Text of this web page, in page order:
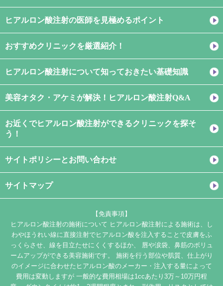
【免責事項】
ヒアルロン酸注射の施術について ヒアルロン酸注射による施術は、し
わやほうれい線に直接注射でヒアルロン酸を注入することで皮膚をふ
っくらさせ、線を目立たせにくくするほか、 唇や涙袋、鼻筋のボリュ
ームアップができる美容施術です。 施術を行う部位や肌質、仕上がり
のイメージに合わせたヒアルロン酸のメーカー・注入する量によって
費用は変動しますが 一般的な費用相場は1ccあたり3万～10万円程
ヒアルロン酸注射の医師を見極めるポイント
おすすめクリニックを厳選紹介！
ヒアルロン酸注射について知っておきたい基礎知識
美容オタク・アケミが解決！ヒアルロン酸注射Q&A
お近くでヒアルロン酸注射ができるクリニックを探そ
う！
サイトポリシーとお問い合わせ
サイトマップ